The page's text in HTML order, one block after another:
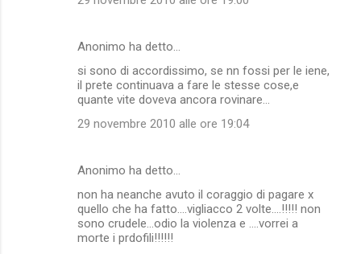
Anonimo ha detto…
si sono di accordissimo, se nn fossi per le iene,
il prete continuava a fare le stesse cose,e
quante vite doveva ancora rovinare...
29 novembre 2010 alle ore 19:04
Anonimo ha detto…
non ha neanche avuto il coraggio di pagare x
quello che ha fatto....vigliacco 2 volte....!!!!! non
sono crudele...odio la violenza e ....vorrei a
morte i prdofili!!!!!!